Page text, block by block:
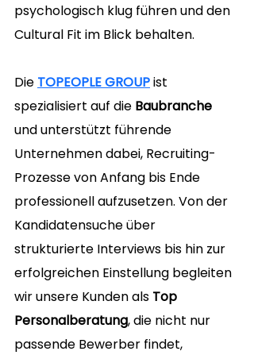
psychologisch klug führen und den
Cultural Fit im Blick behalten.
Die TOPEOPLE GROUP ist
spezialisiert auf die Baubranche
und unterstützt führende
Unternehmen dabei, Recruiting-
Prozesse von Anfang bis Ende
professionell aufzusetzen. Von der
Kandidatensuche über
strukturierte Interviews bis hin zur
erfolgreichen Einstellung begleiten
wir unsere Kunden als Top
Personalberatung, die nicht nur
passende Bewerber findet,